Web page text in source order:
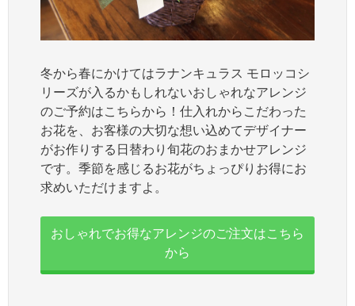
冬から春にかけてはラナンキュラス モロッコシ
リーズが入るかもしれないおしゃれなアレンジ
のご予約はこちらから！仕入れからこだわった
お花を、お客様の大切な想い込めてデザイナー
がお作りする日替わり旬花のおまかせアレンジ
です。季節を感じるお花がちょっぴりお得にお
求めいただけますよ。
おしゃれでお得なアレンジのご注文はこちら
から